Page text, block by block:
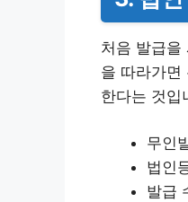
처음 발급을
을 따라가면
한다는 것입
무인
법인
발급